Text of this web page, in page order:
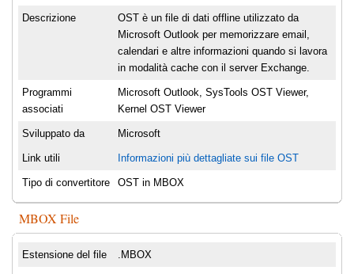
Descrizione
OST è un file di dati offline utilizzato da
Microsoft Outlook per memorizzare email,
calendari e altre informazioni quando si lavora
in modalità cache con il server Exchange.
Programmi
associati
Microsoft Outlook, SysTools OST Viewer,
Kernel OST Viewer
Sviluppato da Microsoft
Link utili Informazioni più dettagliate sui file OST
Tipo di convertitore OST in MBOX
MBOX File
Estensione del file .MBOX